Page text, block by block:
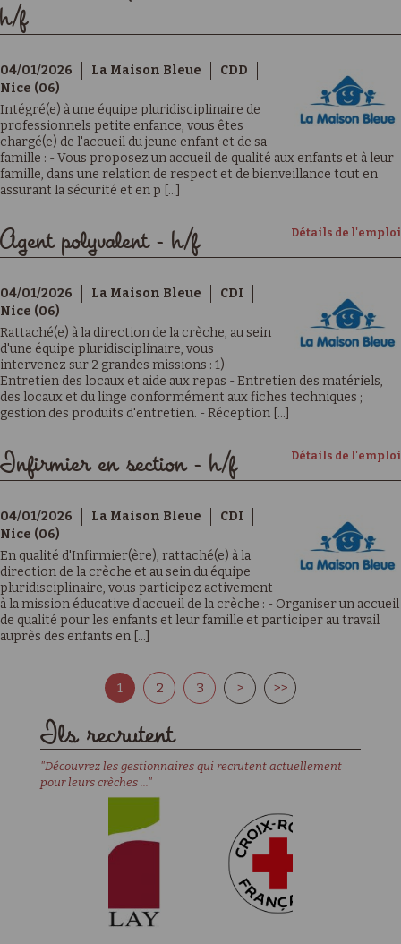
h/f
04/01/2026 La Maison Bleue
CDD
Nice (06)
Intégré(e) à une équipe pluridisciplinaire de
professionnels petite enfance, vous êtes
chargé(e) de l'accueil du jeune enfant et de sa
famille : - Vous proposez un accueil de qualité aux enfants et à leur
famille, dans une relation de respect et de bienveillance tout en
assurant la sécurité et en p [...]
Détails de l'emploi
Agent polyvalent - h/f
04/01/2026 La Maison Bleue
CDI
Nice (06)
Rattaché(e) à la direction de la crèche, au sein
d'une équipe pluridisciplinaire, vous
intervenez sur 2 grandes missions : 1)
Entretien des locaux et aide aux repas - Entretien des matériels,
des locaux et du linge conformément aux fiches techniques ;
gestion des produits d'entretien. - Réception [...]
Détails de l'emploi
Infirmier en section - h/f
04/01/2026 La Maison Bleue
CDI
Nice (06)
En qualité d'Infirmier(ère), rattaché(e) à la
direction de la crèche et au sein du équipe
pluridisciplinaire, vous participez activement
à la mission éducative d'accueil de la crèche : - Organiser un accueil
de qualité pour les enfants et leur famille et participer au travail
auprès des enfants en [...]
1 2 3 > >>
Ils recrutent
"Découvrez les gestionnaires qui recrutent actuellement
pour leurs crèches ..."